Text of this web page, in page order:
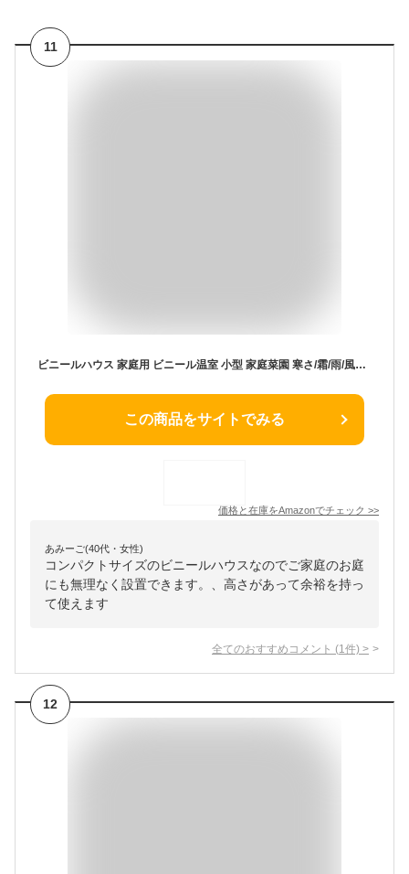
11
ビニールハウス 家庭用 ビニール温室 小型 家庭菜園 寒さ/霜/雨/風対策 温室 ビニール ベランダ 虫/鳥よけ 家庭用ビニールハウス 窓/暖簾/ペグ付 チャック開閉 温室ハウス 工具不要 組立簡単 室内室外適用 多用途 130x91x150cm
この商品をサイトでみる
価格と在庫をAmazonでチェック >>
あみーご(40代・女性)
コンパクトサイズのビニールハウスなのでご家庭のお庭
にも無理なく設置できます。、高さがあって余裕を持っ
て使えます
全てのおすすめコメント (1 件) >
12